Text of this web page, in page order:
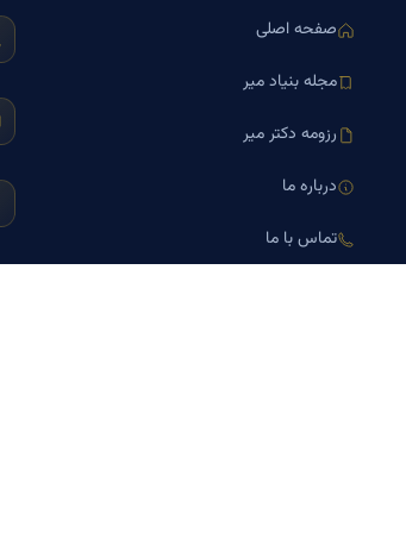
صفحه اصلی
مجله بنیاد میر
رزومه دکتر میر
درباره ما
تماس با ما